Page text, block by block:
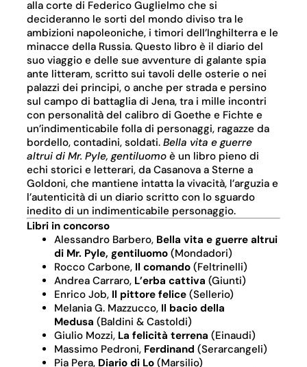
alla corte di Federico Guglielmo che si
decideranno le sorti del mondo diviso tra le
ambizioni napoleoniche, i timori dell’Inghilterra e le
minacce della Russia. Questo libro è il diario del
suo viaggio e delle sue avventure di galante spia
ante litteram, scritto sui tavoli delle osterie o nei
palazzi dei principi, o anche per strada e persino
sul campo di battaglia di Jena, tra i mille incontri
con personalità del calibro di Goethe e Fichte e
un’indimenticabile folla di personaggi, ragazze da
bordello, contadini, soldati. Bella vita e guerre
altrui di Mr. Pyle, gentiluomoè un libro pieno di
echi storici e letterari, da Casanova a Sterne a
Goldoni, che mantiene intatta la vivacità, l’arguzia e
l’autenticità di un diario scritto con lo sguardo
inedito di un indimenticabile personaggio.
Libri in concorso
Alessandro Barbero, Bella vita e guerre altrui
di Mr. Pyle, gentiluomo(Mondadori)
Rocco Carbone, Il comando(Feltrinelli)
Andrea Carraro, L’erba cattiva (Giunti)
Enrico Job, Il pittore felice(Sellerio)
Melania G. Mazzucco, Il bacio della
Medusa (Baldini & Castoldi)
Giulio Mozzi, La felicità terrena (Einaudi)
Massimo Pedroni, Ferdinand (Serarcangeli)
Pia Pera, Diario di Lo(Marsilio)